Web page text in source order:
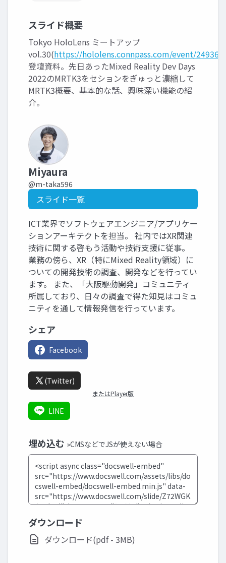
スライド概要
Tokyo HoloLens ミートアップ
vol.30(https://hololens.connpass.com/event/
登壇資料。先日あったMixed Reality Dev Days
2022のMRTK3をセションをぎゅっと濃縮して
MRTK3概要、基本的な話、興味深い機能の紹
介。
Miyaura
@m-taka596
スライド一覧
ICT業界でソフトウェアエンジニア/アプリケー
ションアーキテクトを担当。 社内ではXR関連
技術に関する啓もう活動や技術支援に従事。
業務の傍ら、XR（特にMixed Reality領域）に
ついての開発技術の調査、開発などを行ってい
ます。 また、「大阪駆動開発」コミュニティ
所属しており、日々の調査で得た知見はコミュ
ニティを通して情報発信を行っています。
シェア
Facebook
(Twitter)
またはPlayer版
LINE
埋め込む »CMSなどでJSが使えない場合
ダウンロード
ダウンロード(pdf - 3MB)